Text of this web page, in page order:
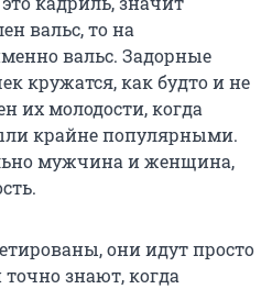
вальс, то на
вальс. Задорные
кружатся, как будто и не
их молодости, когда
крайне популярными.
мужчина и женщина,
они идут просто
знают, когда